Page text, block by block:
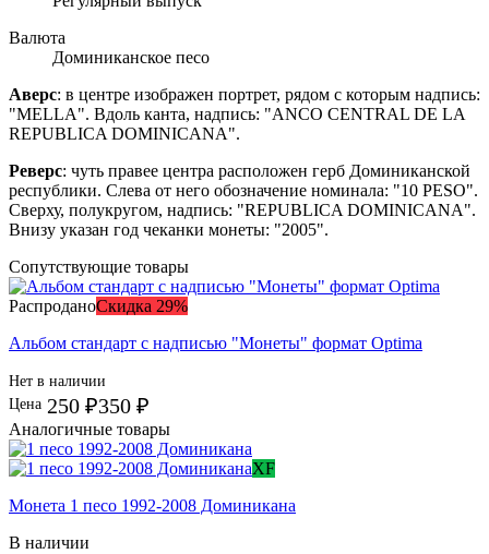
Валюта
Доминиканское песо
Аверс: в центре изображен портрет, рядом с которым надпись:
"MELLA". Вдоль канта, надпись: "ANCO CENTRAL DE LA
REPUBLICA DOMINICANA".
Реверс: чуть правее центра расположен герб Доминиканской
республики. Слева от него обозначение номинала: "10 PESO".
Сверху, полукругом, надпись: "REPUBLICA DOMINICANA".
Внизу указан год чеканки монеты: "2005".
Сопутствующие товары
РаспроданоСкидка 29%
Альбом стандарт с надписью "Монеты" формат Optima
Нет в наличии
Цена 250 ₽350 ₽
Аналогичные товары
XF
Монета 1 песо 1992-2008 Доминикана
В наличии